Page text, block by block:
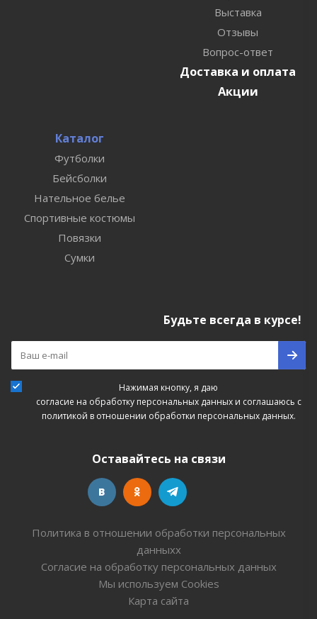
Выставка
Отзывы
Вопрос-ответ
Доставка и оплата
Акции
Каталог
Футболки
Бейсболки
Нательное белье
Спортивные костюмы
Повязки
Сумки
Будьте всегда в курсе!
Нажимая кнопку, я даю
согласие на обработку персональных данныхи соглашаюсь с
политикой в отношении обработки персональных данных.
Оставайтесь на связи
Политика в отношении обработки персональных
данныхх
Согласие на обработку персональных данных
Мы используем Cookies
Карта сайта